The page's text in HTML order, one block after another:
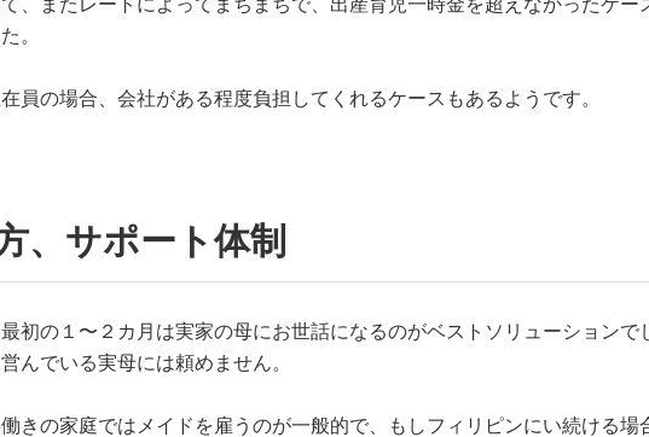
、またレートによってまちまちで、出産育児一時金を超えなかったケー
。
員の場合、会社がある程度負担してくれるケースもあるようです。
、サポート体制
初の１〜２カ月は実家の母にお世話になるのがベストソリューションで
んでいる実母には頼めません。
きの家庭ではメイドを雇うのが一般的で、もしフィリピンにい続ける場